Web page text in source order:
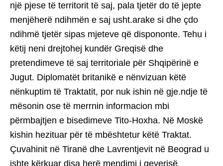
një pjese të territorit të saj, pala tjetër do të jepte
menjëherë ndihmën e saj usht.arake si dhe çdo
ndihmë tjetër sipas mjeteve që dispononte. Tehu i
këtij neni drejtohej kundër Greqisë dhe
pretendimeve të saj territoriale për Shqipërinë e
Jugut. Diplomatët britanikë e nënvizuan këtë
nënkuptim të Traktatit, por nuk ishin në gje.ndje të
mësonin ose të merrnin informacion mbi
përmbajtjen e bisedimeve Tito-Hoxha. Në Moskë
kishin hezituar për të mbështetur këtë Traktat.
Çuvahinit në Tiranë dhe Lavrentjevit në Beograd u
ishte kërkuar disa herë mendimi i qeverisë